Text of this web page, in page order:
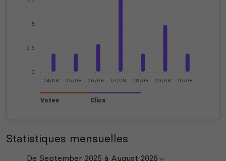
0
2.5
5
04/08 05/08 06/08 07/08 08/08 09/08 10/08
Votes Clics
Statistiques mensuelles